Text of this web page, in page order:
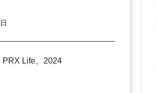
PRX Life、2024